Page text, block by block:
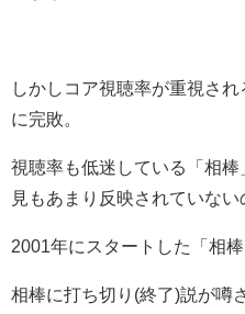
しかしコア視聴率が重視さ
に完敗。
視聴率も低迷している「相
見もあまり反映されていない
2001年にスタートした「相
相棒に打ち切り(終了)説が噂